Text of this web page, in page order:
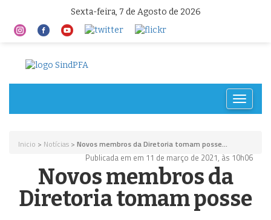
Sexta-feira, 7 de Agosto de 2026
Toggle
Inicio > Notícias > Novos membros da Diretoria tomam posse...
Publicada em em 11 de março de 2021, às 10h06
Novos membros da
Diretoria tomam posse